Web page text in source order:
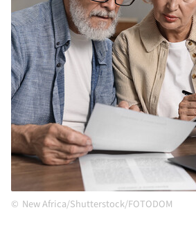
New Africa/Shutterstock/FOTODOM